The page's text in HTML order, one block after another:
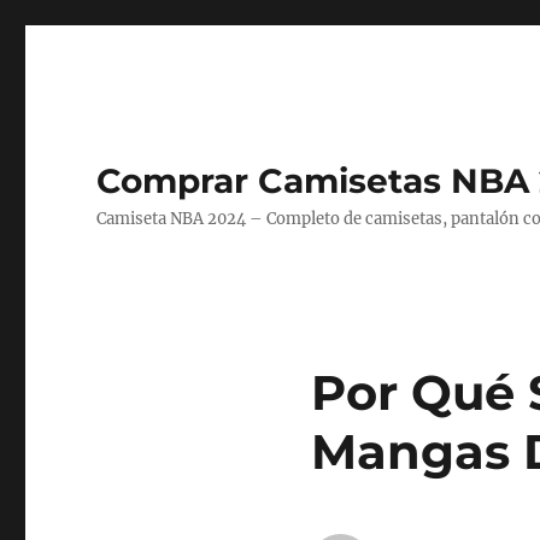
Comprar Camisetas NBA
Camiseta NBA 2024 – Completo de camisetas, pantalón
Por Qué
Mangas